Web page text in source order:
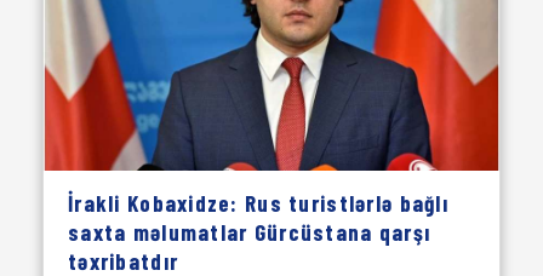
İrakli Kobaxidze: Rus turistlərlə bağlı
saxta məlumatlar Gürcüstana qarşı
təxribatdır